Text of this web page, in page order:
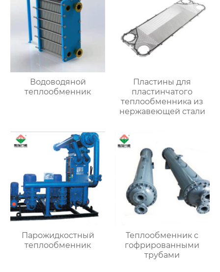
Водоводяной
теплообменник
Пластины для
пластинчатого
теплообменника из
нержавеющей стали
Парожидкостный
теплообменник
Теплообменник с
гофрированными
трубами